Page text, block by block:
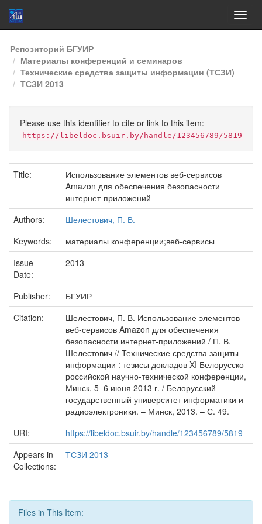
Skip
navigation
Репозиторий БГУИР
Материалы конференций и семинаров
Технические средства защиты информации (ТСЗИ)
ТСЗИ 2013
Please use this identifier to cite or link to this item:
https://libeldoc.bsuir.by/handle/123456789/5819
Title:
Использование элементов веб-сервисов
Amazon для обеспечения безопасности
интернет-приложений
Authors:
Шелестович, П. В.
Keywords:
материалы конференции;веб-сервисы
Issue
Date:
2013
Publisher:
БГУИР
Citation:
Шелестович, П. В. Использование элементов
веб-сервисов Amazon для обеспечения
безопасности интернет-приложений / П. В.
Шелестович // Технические средства защиты
информации : тезисы докладов XI Белорусско-
российской научно-технической конференции,
Минск, 5–6 июня 2013 г. / Белорусский
государственный университет информатики и
радиоэлектроники. – Минск, 2013. – С. 49.
URI:
https://libeldoc.bsuir.by/handle/123456789/5819
Appears in
Collections:
ТСЗИ 2013
Files in This Item: